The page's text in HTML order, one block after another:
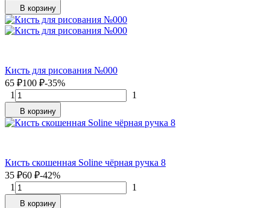
В корзину
Кисть для рисования №000
65 ₽100 ₽-35%
1
1
В корзину
Кисть скошенная Soline чёрная ручка 8
35 ₽60 ₽-42%
1
1
В корзину